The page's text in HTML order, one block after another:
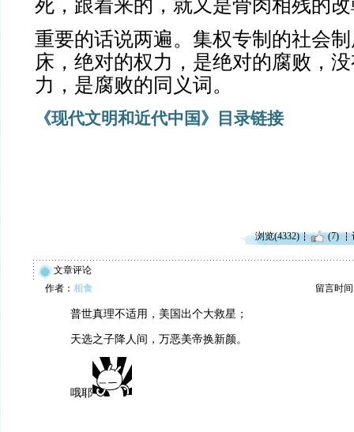
死，跟着来的，就又是骨肉相残的
重要的话说两遍。集权专制的社会
床，绝对的权力，是绝对的腐败，
力，是腐败的同义词。
《现代文明和近代中国》目录链接
浏览(4332) (7)
文章评论
作者： 相食 留言时间
普世真理不适用，美国出个大救星；
天选之子降人间，万恶美帝换新颜。
哦耶